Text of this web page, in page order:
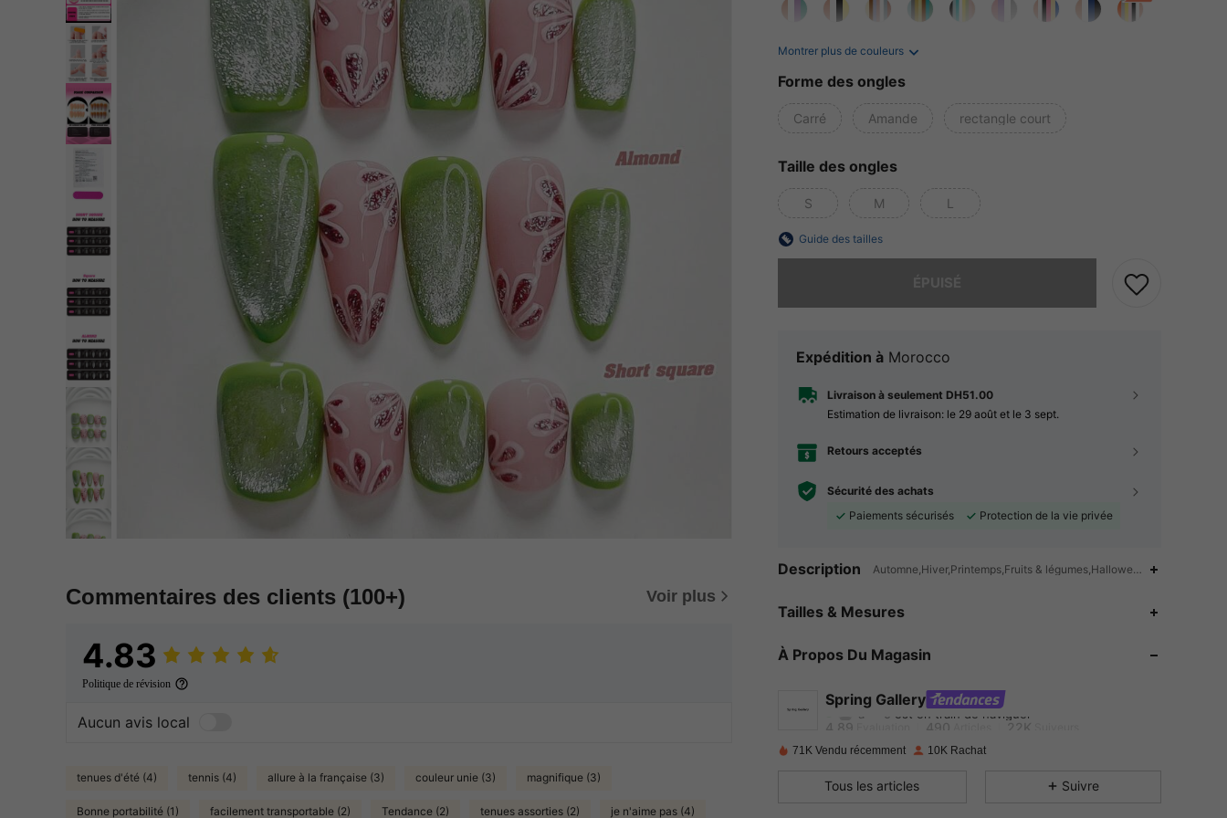
Commentaires des clients (100+) Voir plus
4.83
Politique de révision
Aucun avis local
tenues d'été (4) tennis (4) allure à la française (3) couleur unie (3) magnifique (3)
Bonne portabilité (1) facilement transportable (2) Tendance (2) tenues assorties (2) je n'aime pas (4)
Montrer plus de couleurs
Forme des ongles
Carré Amande rectangle court
Taille des ongles
S M L
Guide des tailles
Expédition à Morocco
Livraison à seulement DH51.00
Estimation de livraison: le 29 août et le 3 sept.
Retours acceptés
Sécurité des achats
Paiements sécurisés
Protection de la vie privée
Description Automne,Hiver,Printemps,Fruits &
Tailles & Mesures
À Propos Du Magasin
Spring Gallery
a***5est en train de naviguer
4.89 490 22K
71K Vendu récemment 10K Rachat
Tous les articles Suivre